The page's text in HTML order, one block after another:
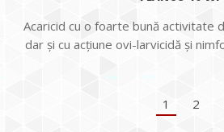
Acaricid cu o foarte bună activitate
dar și cu acțiune ovi-larvicidă și
1 2